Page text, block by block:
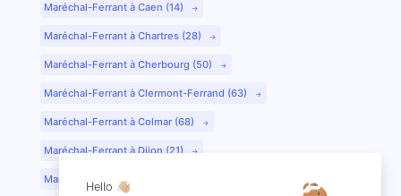
Maréchal-Ferrant à Caen (14)
Maréchal-Ferrant à Chartres (28)
Maréchal-Ferrant à Cherbourg (50)
Maréchal-Ferrant à Clermont-Ferrand (63)
Maréchal-Ferrant à Colmar (68)
Maréchal-Ferrant à Dijon (21)
Maréchal-Ferrant à Evreux (27)
Hello 👋🏼